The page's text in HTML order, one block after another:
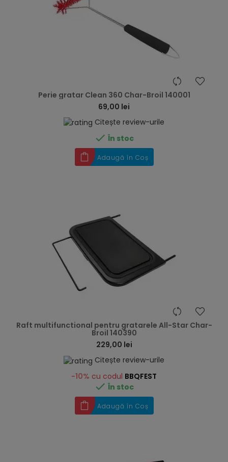
Perie gratar Clean 360 Char-Broil 140001
69,00 lei
Citește review-urile
 În stoc
Adaugă în Coș
Raft multifunctional pentru gratarele All-Star Char-
Broil 140390
229,00 lei
Citește review-urile
-10% cu codul BBQFEST
 În stoc
Adaugă în Coș